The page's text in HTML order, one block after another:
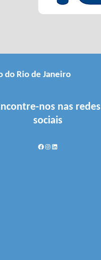
do Rio de Janeiro
nos nas redes
sociais
Facebook
Instagram
LinkedIn